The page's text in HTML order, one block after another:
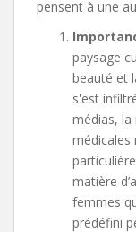
pensent à une
paysage
beauté et
s'est
médias,
médicales
matière
femmes
prédéfini